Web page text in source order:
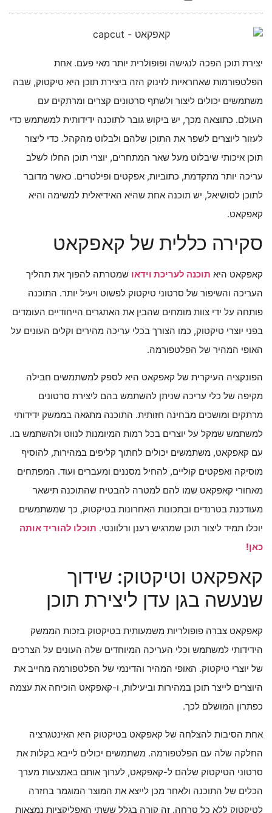
הוסף קו תחתון לקישורים
את
האפשרויות
יצירת תוכן הפכה לנגישה ופופולרית יותר מאי פעם. אחת
הפלטפורמות שאחראיות לזינוק הזה ביצירת תוכן היא טיקטוק, שבה
משתמשים יכולים ליצור ולשתף סרטונים קצרים ומרתקים עם
העולם. כתוצאה מכך, יש ביקוש גובר לתוכנה ידידותית למשתמש כדי
לעזור ליוצרים לשפר את התוכן שלהם ולבלוט מהקהל. כדי ליצור
תוכן איכותי שיבלוט מעל שאר המתחרים, יוצרי תוכן החלו לשלב
עריכה יותר מתקדמת, כתוביות, אפקטים ופילטרים. כאשר מדובר
לתוכן לסושיאל, יש תוכנה אחת שהיא האידיאלית למשימה והיא
קאפקאט.
סקירה כללית של קאפקאט
קאפקאט היא תוכנה לעריכת וידאו שמטרתה להפוך את תהליך
העריכה והשיפור של סרטוני טיקטוק לפשוט ויעיל יותר. התוכנה
פותחה על ידי צוות מומחים שהבין את האתגרים הייחודיים העומדים
בפני יוצרי טיקטוק, כמו הצורך בכלי עריכה מהירים וקלים העונים על
האופי המהיר של הפלטפורמה.
הפונקציה העיקרית של קאפקאט היא לספק למשתמשים חבילה
מקיפה של כלי עריכה שניתן להשתמש בהם ליצירת סרטונים
מרתקים ומושכים מבחינה חזותית. התוכנה מתגאה בממשק ידידותי
למשתמש שמקל על יוצרים בכל רמות המיומנות לנווט ולהשתמש בו.
עם קאפקאט, משתמשים יכולים לחתוך קליפים במהירות, להוסיף
מוסיקה ואפקטים קוליים, להחיל מסננים ומעברים ועוד. המפתחים
מאחורי קאפקאט שמו להם למטרה להבטיח שהתוכנה תישאר
מעודכנת בטרנדים ובתכונות האחרונות בטיקטוק, כך שמשתמשים
יוכלו תמיד ליצור תוכן שמרגיש רענן ורלוונטי. תוכלו להוריד אותה
כאן!
קאפקאט וטיקטוק: שידוך
שנעשה בגן עדן ליצירת תוכן
קאפקאט צברה פופולריות משמעותית בטיקטוק בזכות הממשק
הידידותי למשתמש וכלי העריכה המיוחדים שלה העונים על הצרכים
של יוצרי טיקטוק. האופי המהיר והדינמי של הפלטפורמה מחייב את
היוצרים לייצר תוכן במהירות וביעילות, ו-קאפקאט הוכיחה את עצמה
כפתרון המושלם לכך.
אחת הסיבות להצלחה של קאפקאט בטיקטוק היא האינטגרציה
החלקה שלה עם הפלטפורמה. משתמשים יכולים לייבא בקלות את
סרטוני הטיקטוק שלהם ל-קאפקאט, לערוך אותם באמצעות מערך
הכלים של התוכנה ולאחר מכן לייצא את המוצר המוגמר בחזרה
לטיקטוק ללא כל טרחה. זה קורה בגלל ששתי האפליקציות נמצאות